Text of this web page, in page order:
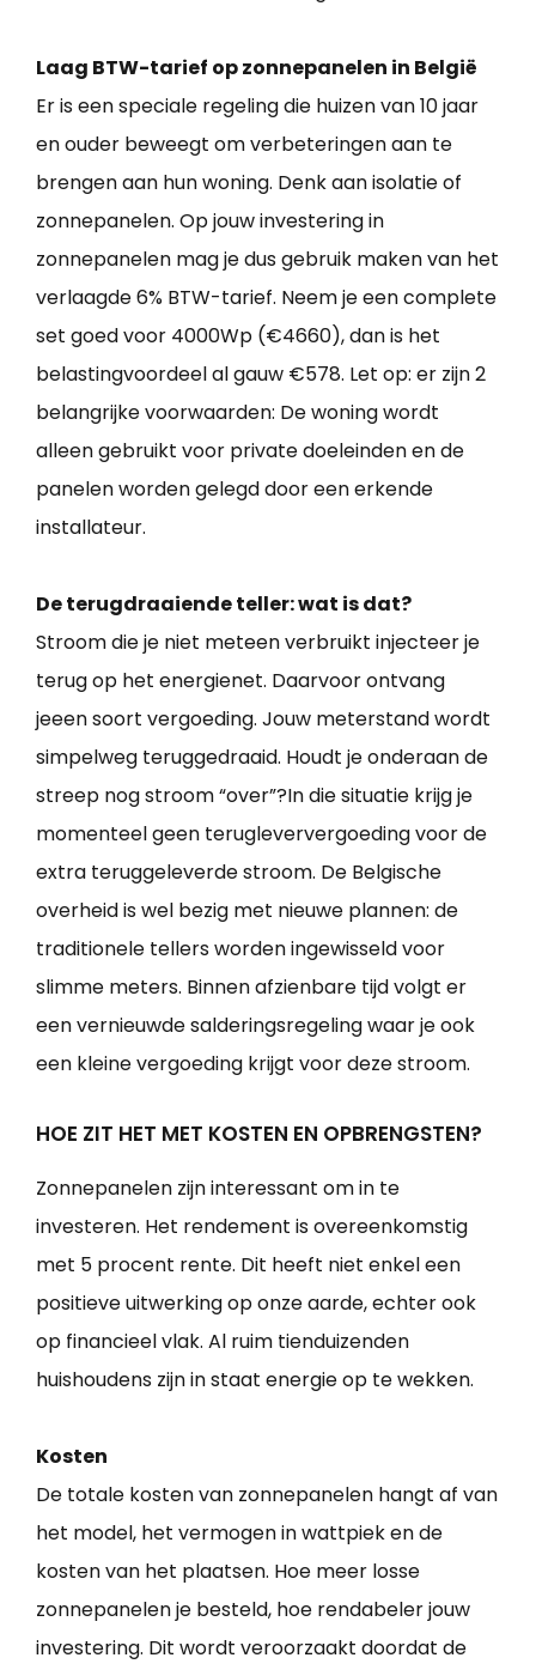
Laag BTW-tarief op zonnepanelen in België
Er is een speciale regeling die huizen van 10 jaar
en ouder beweegt om verbeteringen aan te
brengen aan hun woning. Denk aan isolatie of
zonnepanelen. Op jouw investering in
zonnepanelen mag je dus gebruik maken van het
verlaagde 6% BTW-tarief. Neem je een complete
set goed voor 4000Wp (€4660), dan is het
belastingvoordeel al gauw €578. Let op: er zijn 2
belangrijke voorwaarden: De woning wordt
alleen gebruikt voor private doeleinden en de
panelen worden gelegd door een erkende
installateur.
De terugdraaiende teller: wat is dat?
Stroom die je niet meteen verbruikt injecteer je
terug op het energienet. Daarvoor ontvang
jeeen soort vergoeding. Jouw meterstand wordt
simpelweg teruggedraaid. Houdt je onderaan de
streep nog stroom “over”?In die situatie krijg je
momenteel geen terugleververgoeding voor de
extra teruggeleverde stroom. De Belgische
overheid is wel bezig met nieuwe plannen: de
traditionele tellers worden ingewisseld voor
slimme meters. Binnen afzienbare tijd volgt er
een vernieuwde salderingsregeling waar je ook
een kleine vergoeding krijgt voor deze stroom.
HOE ZIT HET MET KOSTEN EN OPBRENGSTEN?
Zonnepanelen zijn interessant om in te
investeren. Het rendement is overeenkomstig
met 5 procent rente. Dit heeft niet enkel een
positieve uitwerking op onze aarde, echter ook
op financieel vlak. Al ruim tienduizenden
huishoudens zijn in staat energie op te wekken.
Kosten
De totale kosten van zonnepanelen hangt af van
het model, het vermogen in wattpiek en de
kosten van het plaatsen. Hoe meer losse
zonnepanelen je besteld, hoe rendabeler jouw
investering. Dit wordt veroorzaakt doordat de